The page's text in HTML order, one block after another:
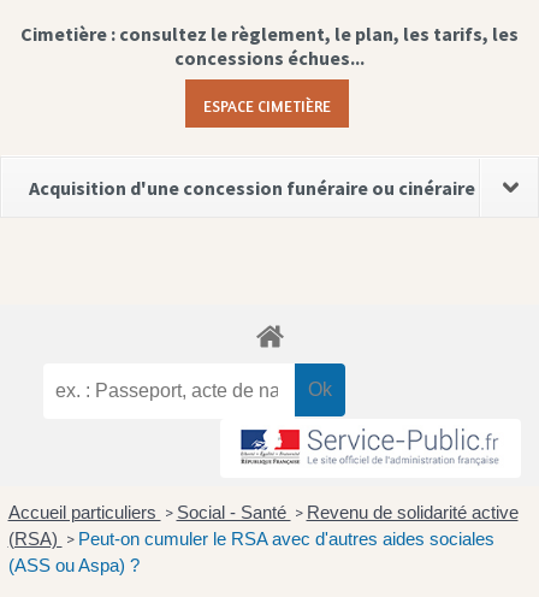
Cimetière : consultez le règlement, le plan, les tarifs, les
concessions échues...
ESPACE CIMETIÈRE
Acquisition d'une concession funéraire ou cinéraire
Accueil particuliers > Social - Santé > Revenu de solidarité active
(RSA) > Peut-on cumuler le RSA avec d'autres aides sociales
(ASS ou Aspa) ?